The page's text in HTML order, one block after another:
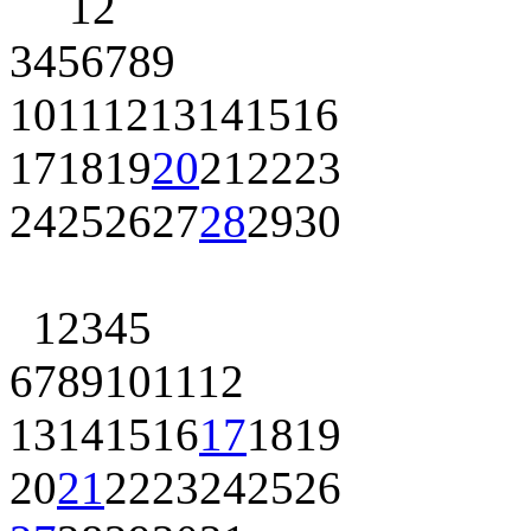
3456789
10111213141516
17181920212223
24252627282930
12345
6789101112
13141516171819
20212223242526